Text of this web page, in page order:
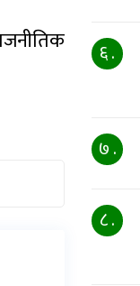
६ .
७ .
८ .